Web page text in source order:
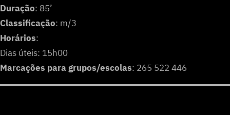
Duração: 85’
Classificação: m/3
Horários:
Dias úteis: 15h00
Marcações para grupos/escolas: 265 522 446